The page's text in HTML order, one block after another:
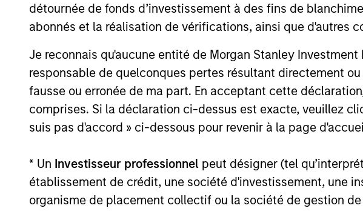
détournée de fonds d’investissement à des fins de
abonnés et la réalisation de vérifications, ainsi que d'autres
Je reconnais qu'aucune entité de Morgan Stanley
responsable de quelconques pertes résultant directement
fausse ou erronée de ma part. En acceptant cette
comprises. Si la déclaration ci-dessus est exacte, veuillez
suis pas d'accord » ci-dessous pour revenir à la page
* Un Investisseur professionnel peut désigner (tel
établissement de crédit, une société d'investissement, une
organisme de placement collectif ou la société de gestion
May not represent all Team Members.
The information on this page is for informational purposes only.
offering of advisory services or an offer to sell or a solicitation of
purchase or sale would be unlawful under the securities,
All investing involves risks, including a loss of principal.
Please refer to the strategy detail page for important information
Morgan Stanley